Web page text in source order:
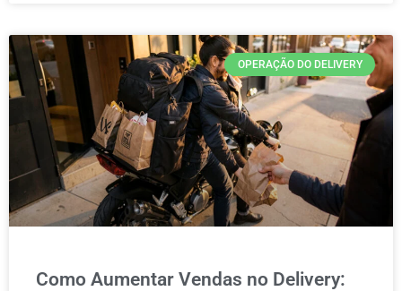
OPERAÇÃO DO DELIVERY
Como Aumentar Vendas no Delivery: